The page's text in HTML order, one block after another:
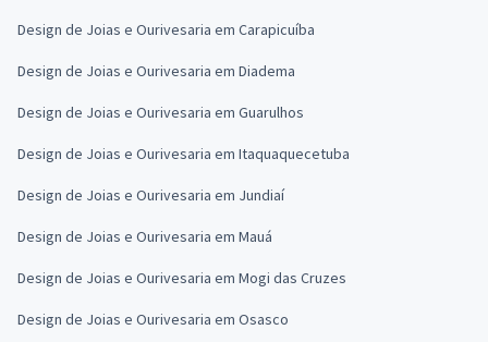
Design de Joias e Ourivesaria em Carapicuíba
Design de Joias e Ourivesaria em Diadema
Design de Joias e Ourivesaria em Guarulhos
Design de Joias e Ourivesaria em Itaquaquecetuba
Design de Joias e Ourivesaria em Jundiaí
Design de Joias e Ourivesaria em Mauá
Design de Joias e Ourivesaria em Mogi das Cruzes
Design de Joias e Ourivesaria em Osasco